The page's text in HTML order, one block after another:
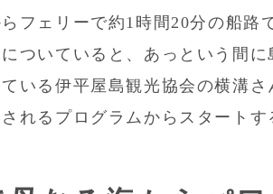
フェリーで約1時間20分の船路
ついていると、あっという間
いる伊平屋島観光協会の横溝
れるプログラムからスタート